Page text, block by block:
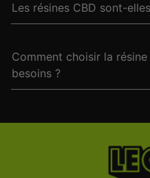
Les résines CBD sont-
Comment choisir la
besoins ?